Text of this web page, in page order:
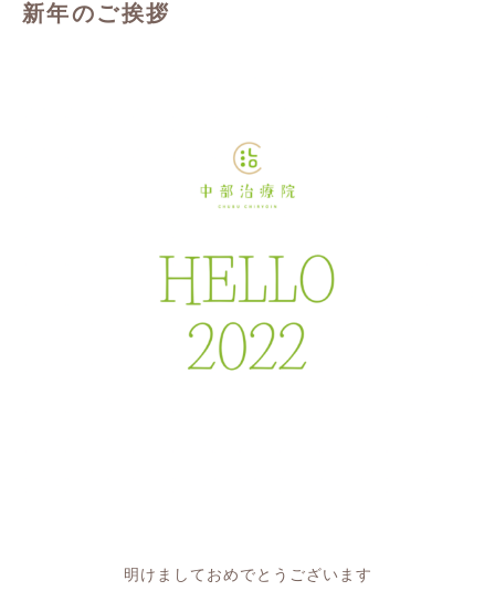
新年のご挨拶
明けましておめでとうございます